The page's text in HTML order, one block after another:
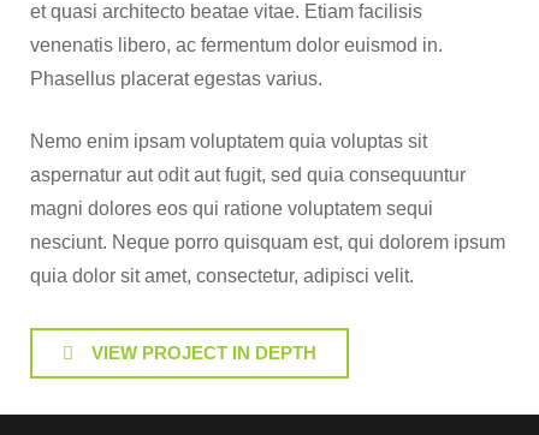
et quasi architecto beatae vitae. Etiam facilisis
venenatis libero, ac fermentum dolor euismod in.
Phasellus placerat egestas varius.
Nemo enim ipsam voluptatem quia voluptas sit
aspernatur aut odit aut fugit, sed quia consequuntur
magni dolores eos qui ratione voluptatem sequi
nesciunt. Neque porro quisquam est, qui dolorem ipsum
quia dolor sit amet, consectetur, adipisci velit.
VIEW PROJECT IN DEPTH